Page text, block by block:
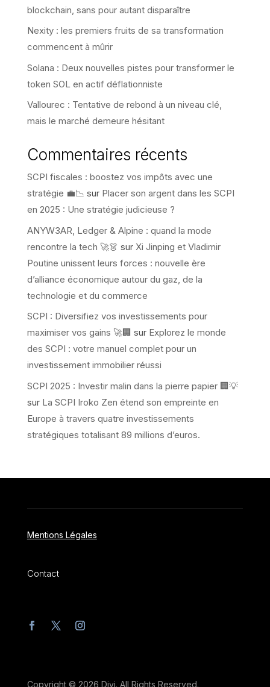
blockchain, sans pour autant disparaître
Nexity : les premiers fruits de sa transformation
commencent à mûrir
Solana : Deux nouvelles pistes pour transformer le
token SOL en actif déflationniste
Vallourec : Tentative de rebond à un niveau clé,
mais le marché demeure hésitant
Commentaires récents
SCPI fiscales : boostez vos impôts avec une
stratégie 💼📉 sur Placer son argent dans les SCPI
en 2025 : Une stratégie judicieuse ?
ANYW3AR, Ledger & Alpine : quand la mode
rencontre la tech 🚀👗 sur Xi Jinping et Vladimir
Poutine unissent leurs forces : nouvelle ère
d’alliance économique autour du gaz, de la
technologie et du commerce
SCPI : Diversifiez vos investissements pour
maximiser vos gains 🚀🏢 sur Explorez le monde
des SCPI : votre manuel complet pour un
investissement immobilier réussi
SCPI 2025 : Investir malin dans la pierre papier 🏢💡
sur La SCPI Iroko Zen étend son empreinte en
Europe à travers quatre investissements
stratégiques totalisant 89 millions d’euros.
Mentions Légales
Contact
Copyright © 2026 Divi. All Rights Reserved.